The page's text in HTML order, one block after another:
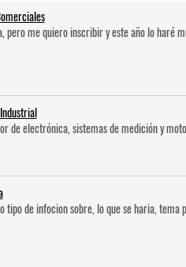
pero me quiero inscribir y este año lo haré
de electrónica, sistemas de medición y
tipo de infocion sobre, lo que se haria, tema